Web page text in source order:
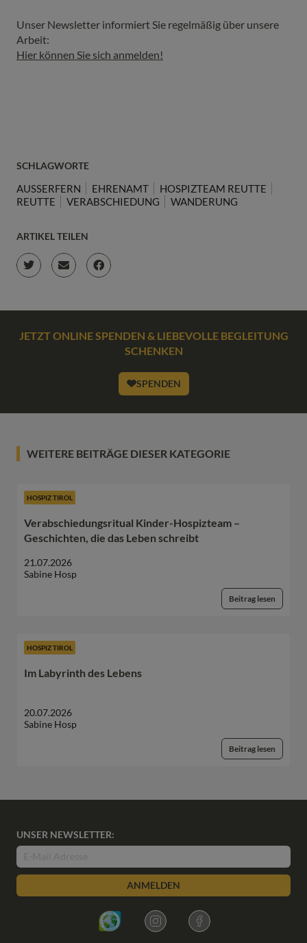
Unser Newsletter informiert Sie regelmäßig über unsere
Arbeit:
Hier können Sie sich anmelden!
SCHLAGWORTE
AUSSERFERN EHRENAMT
HOSPIZTEAM REUTTE
REUTTE
VERABSCHIEDUNG WANDERUNG
ARTIKEL TEILEN
JETZT ONLINE SPENDEN & LIEBEVOLLE BEGLEITUNG
SCHENKEN
SPENDEN
WEITERE BEITRÄGE DIESER KATEGORIE
HOSPIZ TIROL
Verabschiedungsritual Kinder-Hospizteam –
Geschichten, die das Leben schreibt
21.07.2026
Sabine Hosp
Beitrag lesen
HOSPIZ TIROL
Im Labyrinth des Lebens
20.07.2026
Sabine Hosp
Beitrag lesen
UNSER NEWSLETTER:
ANMELDEN